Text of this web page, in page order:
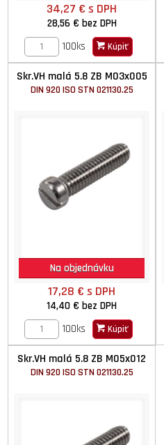
34,27 €s DPH
28,56 € bez DPH
100ks
Kúpiť
Skr.VH malá 5.8 ZB M03x005
DIN 920 ISO STN 021130.25
Na objednávku
17,28 €s DPH
14,40 €bez DPH
100ks
Kúpiť
Skr.VH malá 5.8 ZB M05x012
DIN 920 ISO STN 021130.25